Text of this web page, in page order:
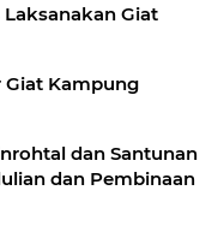
Giat
Giat Kampung
dan Santunan
dan Pembinaan